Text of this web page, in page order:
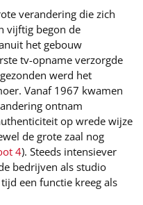
verandering die zich
vijftig begon de
het gebouw
tv-opname verzorgde
werd het
Vanaf 1967 kwamen
ontnam
op wrede wijze
de grote zaal nog
4). Steeds intensiever
bedrijven als studio
een functie kreeg als